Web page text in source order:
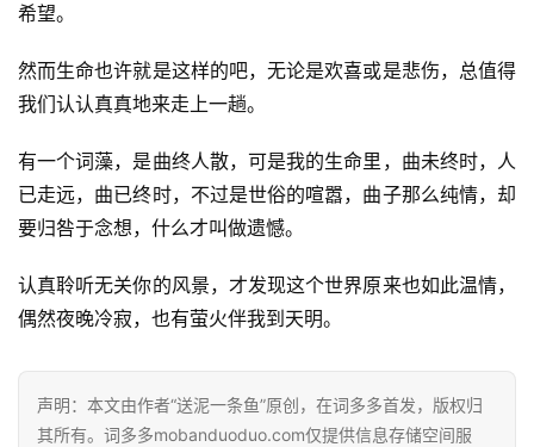
希望。
然而生命也许就是这样的吧，无论是欢喜或是悲伤，总值得
我们认认真真地来走上一趟。
有一个词藻，是曲终人散，可是我的生命里，曲未终时，人
已走远，曲已终时，不过是世俗的喧嚣，曲子那么纯情，却
要归咎于念想，什么才叫做遗憾。
认真聆听无关你的风景，才发现这个世界原来也如此温情，
偶然夜晚冷寂，也有萤火伴我到天明。
声明：本文由作者“送泥一条鱼”原创，在词多多首发，版权归
其所有。词多多mobanduoduo.com仅提供信息存储空间服